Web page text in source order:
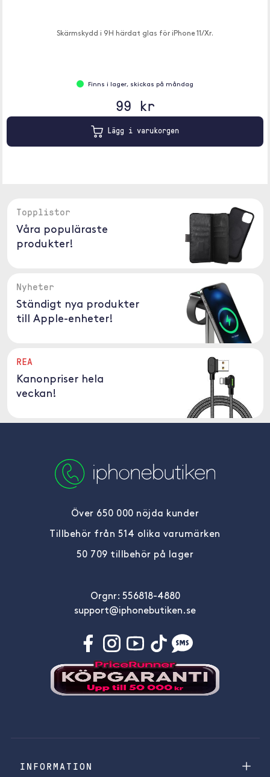
Skärmskydd i 9H härdat glas för iPhone 11/Xr.
Finns i lager, skickas på måndag
99 kr
Lägg i varukorgen
Topplistor
Våra populäraste
produkter!
Nyheter
Ständigt nya produkter
till Apple-enheter!
REA
Kanonpriser hela
veckan!
Över 650 000 nöjda kunder
Tillbehör från 514 olika varumärken
50 709 tillbehör på lager
Orgnr: 556818-4880
support@iphonebutiken.se
INFORMATION